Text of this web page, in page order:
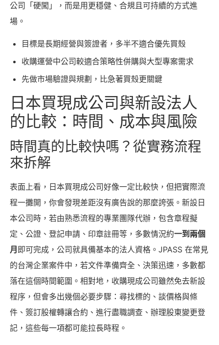
公司「硬闖」，而是用更穩健、合規且可持續的方式進
場。
目標是長期經營與簽證者，多半不適合優先買殼
收購運營中公司較適合策略性併購與大型專案需求
先做市場驗證與規劃，比急著買殼更關鍵
日本買現成公司與新設法人
的比較：時間、成本與風險
時間真的比較快嗎？從實務流程
來拆解
表面上看，日本買現成公司好像一定比較快，但把實際流
程一攤開，你會發現差距沒有廣告說的那麼誇張。新設日
本公司時，若由熟悉流程的專業團隊代辦，包含章程擬
定、公證、登記申請、印章註冊等，多數情況約一到兩個
月即可完成，公司就具備基本的法人資格。JPASS 在常見
的台灣企業案件中，若文件準備齊全、決策迅速，多數都
落在這個時間範圍。相對地，收購現成公司雖然免去新設
程序，但會多出幾個必要步驟：尋找標的、談價格與條
件、簽訂股權轉讓合約、進行盡職調查、辦理股東變更登
記，這些每一項都可能拉長時程。